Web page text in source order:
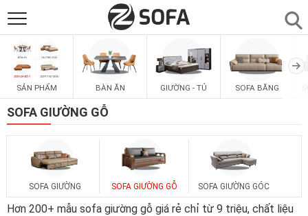
SẢN PHẨM
SOFAS
PHÒNG ĂN
SẢN PHẨM BÀN ĂN GIƯỜNG - TỦ SOFA BĂNG
SOFA GIƯỜNG GỖ
SOFA GIƯỜNG SOFA GIƯỜNG GỖ SOFA GIƯỜNG GÓC
Hơn 200+ mẫu sofa giường gỗ giá rẻ chỉ từ 9 triệu, chất liệu